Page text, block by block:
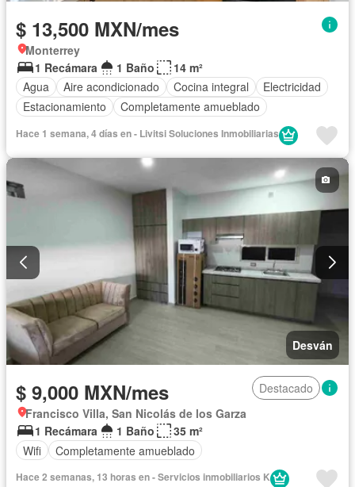
$ 13,500 MXN/mes
Monterrey
1 Recámara
1 Baño
14 m²
Agua
Aire acondicionado Cocina integral
Electricidad
Estacionamiento
Completamente amueblado
Hace 1 semana, 4 días en - Livitsi Soluciones Inmobiliarias
Desván
$ 9,000 MXN/mes
Destacado
Francisco Villa, San Nicolás de los Garza
1 Recámara
1 Baño
35 m²
Wifi
Completamente amueblado
Hace 2 semanas, 13 horas en - Servicios inmobiliarios K